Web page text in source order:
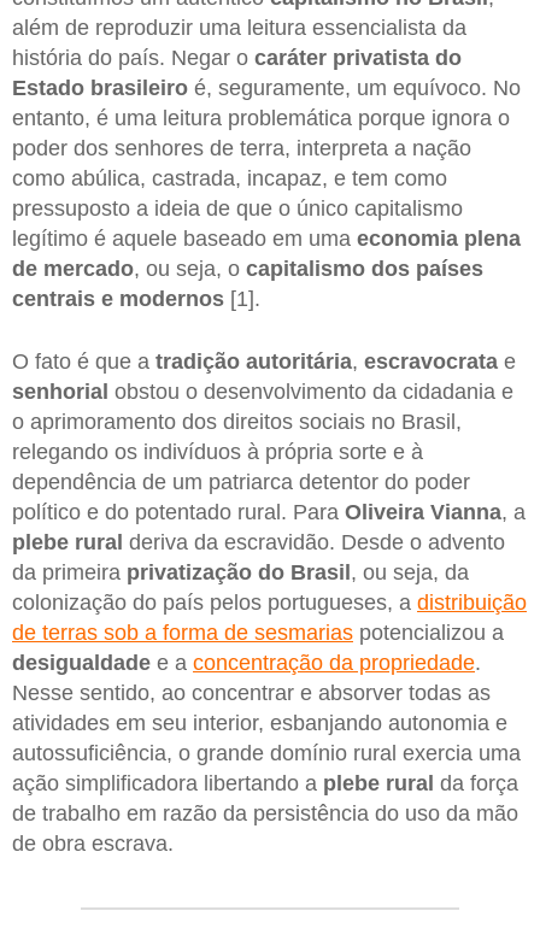
além de reproduzir uma leitura essencialista da
história do país. Negar o caráter privatista do
Estado brasileiro é, seguramente, um equívoco. No
entanto, é uma leitura problemática porque ignora o
poder dos senhores de terra, interpreta a nação
como abúlica, castrada, incapaz, e tem como
pressuposto a ideia de que o único capitalismo
legítimo é aquele baseado em uma economia plena
de mercado, ou seja, o capitalismo dos países
centrais e modernos [1].
O fato é que a tradição autoritária, escravocrata e
senhorial obstou o desenvolvimento da cidadania e
o aprimoramento dos direitos sociais no Brasil,
relegando os indivíduos à própria sorte e à
dependência de um patriarca detentor do poder
político e do potentado rural. Para Oliveira Vianna, a
plebe rural deriva da escravidão. Desde o advento
da primeira privatização do Brasil, ou seja, da
colonização do país pelos portugueses, a distribuição
de terras sob a forma de sesmarias potencializou a
desigualdade e a concentração da propriedade.
Nesse sentido, ao concentrar e absorver todas as
atividades em seu interior, esbanjando autonomia e
autossuficiência, o grande domínio rural exercia uma
ação simplificadora libertando a plebe rural da força
de trabalho em razão da persistência do uso da mão
de obra escrava.